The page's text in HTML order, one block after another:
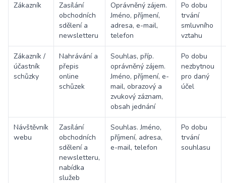
Zákazník
Zasílání
obchodních
sdělení a
newsletteru
Oprávněný zájem.
Jméno, příjmení,
adresa, e-mail,
telefon
Po dobu
trvání
smluvního
vztahu
Zákazník /
účastník
schůzky
Nahrávání a
přepis
online
schůzek
Souhlas, příp.
oprávněný zájem.
Jméno, příjmení, e-
mail, obrazový a
zvukový záznam,
obsah jednání
Po dobu
nezbytnou
pro daný
účel
Návštěvník
webu
Zasílání
obchodních
sdělení a
newsletteru,
nabídka
služeb
Souhlas. Jméno,
příjmení, adresa,
e-mail, telefon
Po dobu
trvání
souhlasu